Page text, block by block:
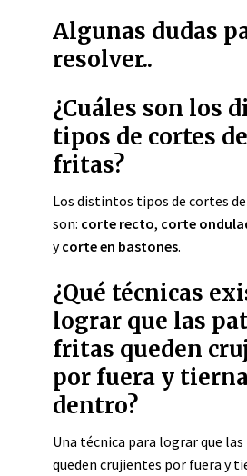
Algunas dudas
resolver..
¿Cuáles son los
tipos de cortes
fritas?
Los distintos tipos de cortes
son: corte recto, corte
ycorte en bastones.
¿Qué técnicas
lograr que las
fritas queden
por fuera y
dentro?
Una técnica para lograr que
queden crujientes por fuera y